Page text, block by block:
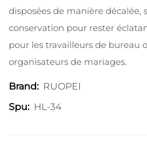
disposées de manière décalée,
conservation pour rester
pour les travailleurs de bureau
organisateurs de mariages.
Brand: RUOPEI
Spu: HL-34